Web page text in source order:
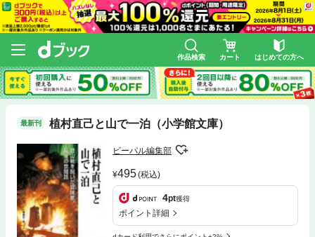
作品検索 カート はじめての方へ
最新刊 植村直己と山で一泊（小学館文庫）
ビーパル編集部
495(税込)
4pt獲得
ポイント詳細